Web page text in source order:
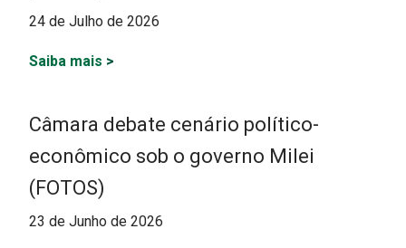
24 de Julho de 2026
Saiba mais >
Câmara debate cenário político-
econômico sob o governo Milei
(FOTOS)
23 de Junho de 2026